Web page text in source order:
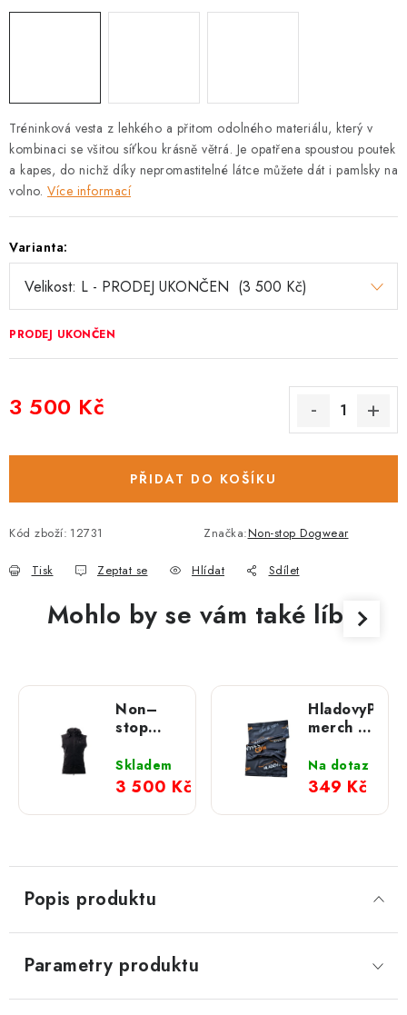
Výměna, vrácení a reklamace
Obchodní podmínky
FAQ
Tréninková vesta z lehkého a přitom odolného materiálu, který v
kombinaci se všitou síťkou krásně větrá. Je opatřena spoustou poutek
a kapes, do nichž díky nepromastitelné látce můžete dát i pamlsky na
volno. Více informací
Varianta:
PRODEJ UKONČEN
3 500 Kč
PŘIDAT DO KOŠÍKU
Kód zboží: 12731 Značka:Non-stop Dogwear
Tisk Zeptat se Hlídat Sdílet
Mohlo by se vám také líbit
Non–
stop
vesta
dámská
Skladem
3 500 Kč
HladovyPes
merch -
nákrčník
Na dotaz
349 Kč
Popis produktu
Parametry produktu